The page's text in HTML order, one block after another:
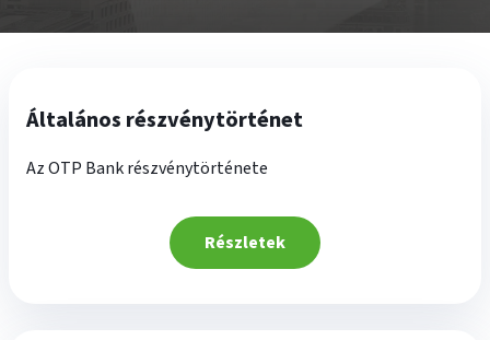
Általános részvénytörténet
Az OTP Bank részvénytörténete
Részletek